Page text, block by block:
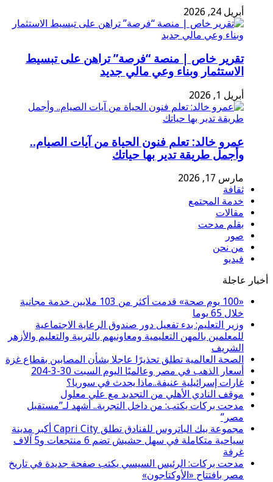
أبريل 24, 2026
تقرير خاص | منصة “فرصة” تراهن على تبسيط
الاستثمار وبناء وعي مالي جديد
أبريل 1, 2026
عمرو خالد: تعلم فنون الحياة من آيات الصيام..
وأجمل طريقة تدير بها حياتك
مارس 17, 2026
ثقافة
خدمة المجتمع
مقالات
بقلم مدحت
صور
من نحن
فيديو
أخبار عاجلة
«100 يوم صحة» قدمت أكثر من 103 ملايين خدمة مجانية
خلال 65 يوما
وزير التعليم: بدء تفعيل دور صندوق الرعاية الاجتماعية
للمعلمين بالمهن التعليمية ومعاونيهم بالتربية والتعليم والأزهر
الشريف
الصحة العالمية تطلق تحذيرًا عاجلا بشأن المصابين بقطاع غزة
أسعار الذهب في مصر وعالميًا اليوم السبت 30-3-204
غارات إسرائيلية عنيفة..ماذا يحدث في سوريا؟
موقف النادي الأهلي من التجديد مع علي معلول
مدحت بركات يكتب: من داخل التجربة.. أشهد لـ”مستقبل
مصر”
مجموعة بيك الباتروس للفنادق تطلق Capri City أكبر مدينة
سياحية متكاملة في سهل حشيش تضم 6 منتجعات و5 آلاف
غرفة
مدحت بركات: الرئيس السيسي يكتب صفحة جديدة في تاريخ
مصر بافتتاح «الأوكتاجون»